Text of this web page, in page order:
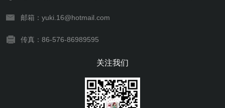
邮箱：yuki.16@hotmail.com
传真：86-576-86989595
关注我们